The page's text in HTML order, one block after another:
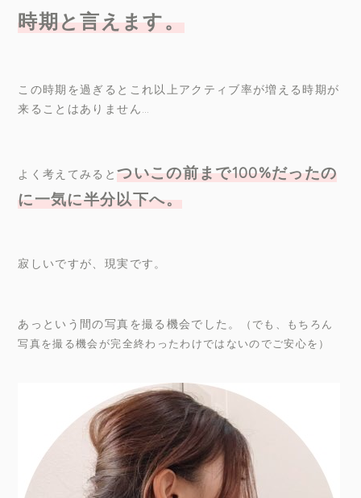
時期と言えます。
この時期を過ぎるとこれ以上アクティブ率が増える時期が
来ることはありません…
よく考えてみるとついこの前まで100%だったの
に一気に半分以下へ。
寂しいですが、現実です。
あっという間の写真を撮る機会でした。
（でも、もちろん
写真を撮る機会が完全終わったわけではないのでご安心を）